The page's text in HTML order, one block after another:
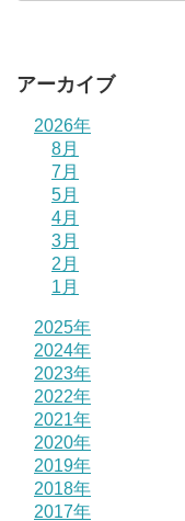
アーカイブ
2026年
8月
7月
5月
4月
3月
2月
1月
2025年
2024年
2023年
2022年
2021年
2020年
2019年
2018年
2017年